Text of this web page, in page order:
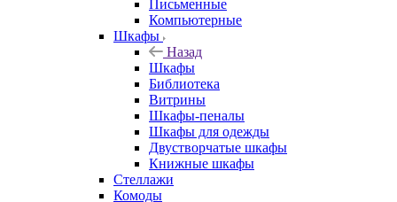
Письменные
Компьютерные
Шкафы
Назад
Шкафы
Библиотека
Витрины
Шкафы-пеналы
Шкафы для одежды
Двустворчатые шкафы
Книжные шкафы
Стеллажи
Комоды